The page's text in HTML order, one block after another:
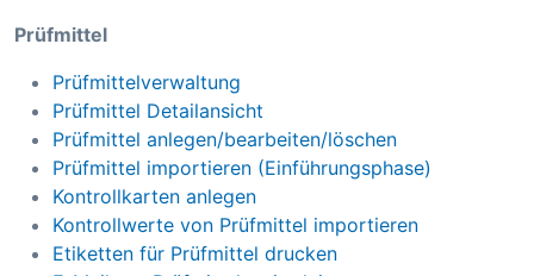
Prüfmittel
Prüfmittelverwaltung
Prüfmittel Detailansicht
Prüfmittel anlegen/bearbeiten/löschen
Prüfmittel importieren (Einführungsphase)
Kontrollkarten anlegen
Kontrollwerte von Prüfmittel importieren
Etiketten für Prüfmittel drucken